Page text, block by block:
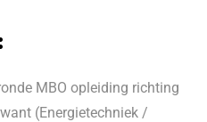
MBO opleiding richting
(Energietechniek /